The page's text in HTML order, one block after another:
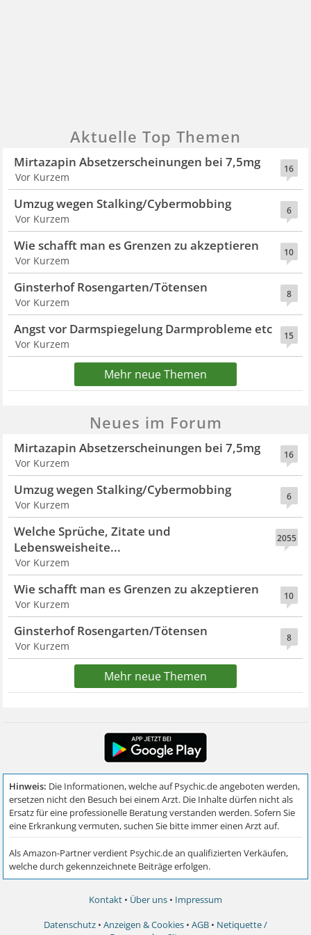
Aktuelle Top Themen
16
Mirtazapin Absetzerscheinungen bei 7,5mg
Vor Kurzem
6
Umzug wegen Stalking/Cybermobbing
Vor Kurzem
10
Wie schafft man es Grenzen zu akzeptieren
Vor Kurzem
8
Ginsterhof Rosengarten/Tötensen
Vor Kurzem
15
Angst vor Darmspiegelung Darmprobleme etc
Vor Kurzem
Mehr neue Themen
Neues im Forum
16
Mirtazapin Absetzerscheinungen bei 7,5mg
Vor Kurzem
6
Umzug wegen Stalking/Cybermobbing
Vor Kurzem
2055
Welche Sprüche, Zitate und
Lebensweisheite...
Vor Kurzem
10
Wie schafft man es Grenzen zu akzeptieren
Vor Kurzem
8
Ginsterhof Rosengarten/Tötensen
Vor Kurzem
Mehr neue Themen
Kontakt • Über uns • Impressum
Datenschutz • Anzeigen & Cookies • AGB • Netiquette /